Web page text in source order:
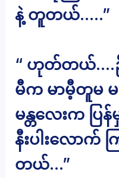
နဲ့ တူတယ်…..”
“ ဟုတ်တယ်….ဦ
မီက မာမီ့တူမ မ
မန္တလေးက ပ
နီးပါးလောက်
တယ်…”